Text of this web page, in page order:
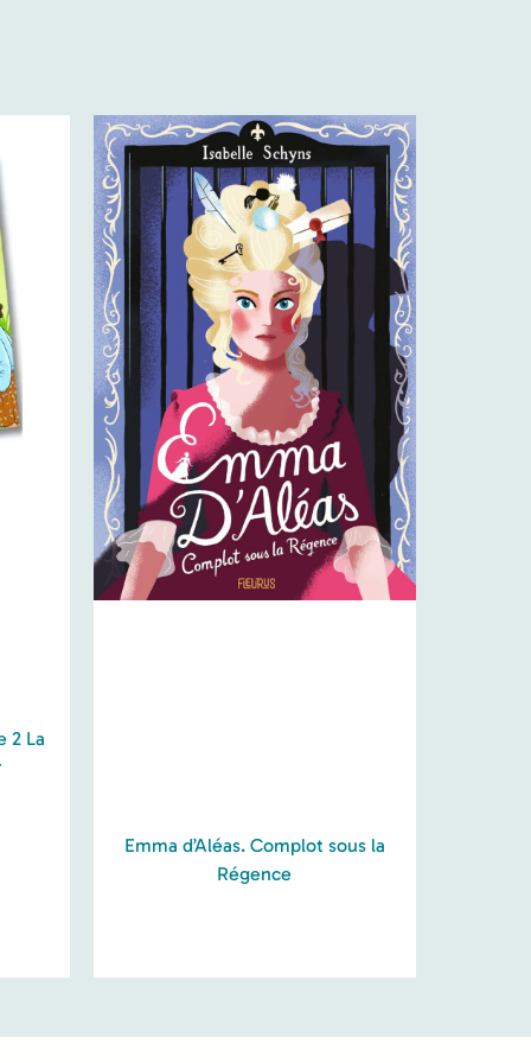
2 La
Emma d’Aléas. Complot sous la
Régence